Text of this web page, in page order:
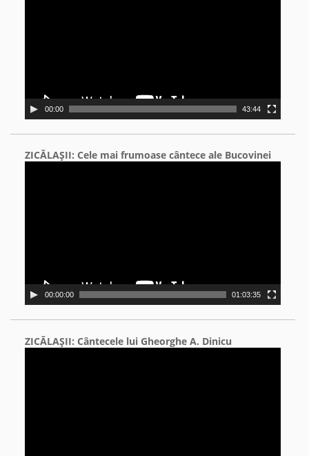
00:00 43:44
ZICĂLAŞII: Cele mai frumoase cântece ale Bucovinei
00:00:00 01:03:35
ZICĂLAŞII: Cântecele lui Gheorghe A. Dinicu